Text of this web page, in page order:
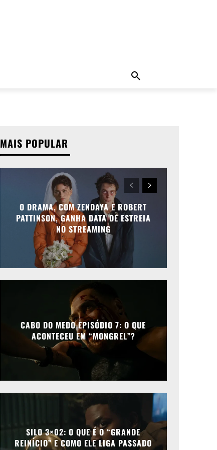
MAIS POPULAR
O DRAMA, COM ZENDAYA E ROBERT
PATTINSON, GANHA DATA DE ESTREIA
NO STREAMING
CABO DO MEDO EPISÓDIO 7: O QUE
ACONTECEU EM “MONGREL”?
SILO 3×02: O QUE É O “GRANDE
REINÍCIO” E COMO ELE LIGA PASSADO